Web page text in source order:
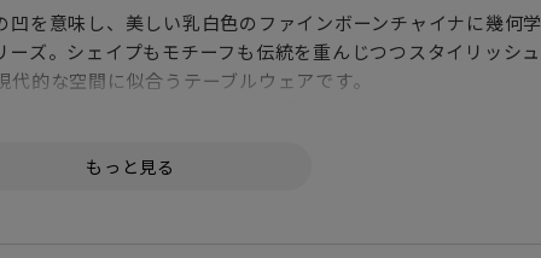
を意味し、美しい乳白色のファインボーンチャイナに幾何学
ズ。シェイプもモチーフも伝統を重んじつつスタイリッシュ
的な空間に似合うテーブルウェアです。